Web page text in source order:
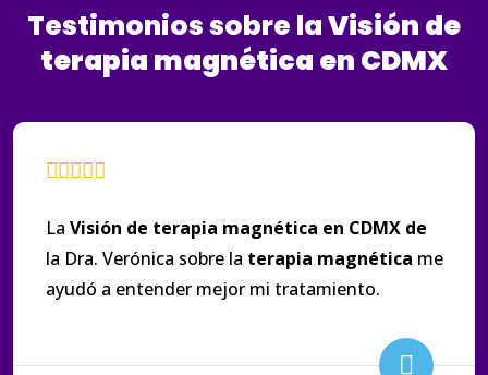
Testimonios sobre laVisión de
terapia magnética en CDMX
La Visión de terapia magnética en CDMX de
la Dra. Verónica sobre la terapia magnética me
ayudó a entender mejor mi tratamiento.